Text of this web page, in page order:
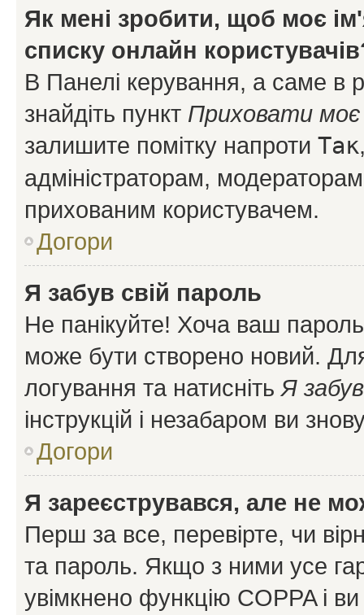
Як мені зробити, щоб моє
списку онлайн
В Панелі керування, а саме в
знайдіть пункт Приховати моє
залишите помітку напроти Так
адміністраторам,
прихованим користувачем.
Догори
Я забув свій пароль
Не панікуйте! Хоча ваш
може бути створено новий.
логування та натисніть Я
інструкцій і незабаром ви
Догори
Я зареєструвався, але не
Перш за все, перевірте, чи
та пароль. Якщо з ними усе
увімкнено функцію COPPA і